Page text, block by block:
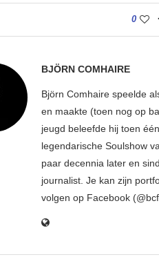
0
BJÖRN COMHAIRE
Björn Comhaire speelde
en maakte (toen nog op
jeugd beleefde hij toen
legendarische Soulshow
paar decennia later en
journalist. Je kan zijn
volgen op Facebook